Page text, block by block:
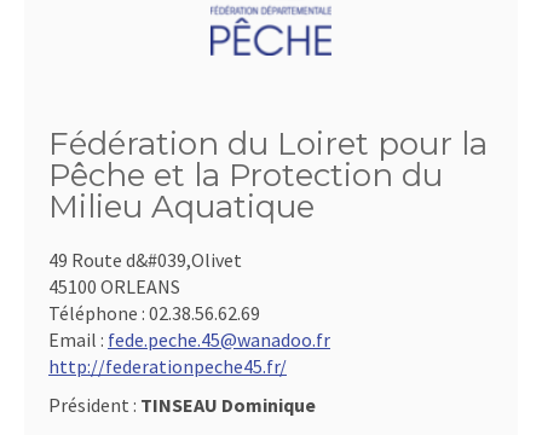
Fédération du Loiret pour la
Pêche et la Protection du
Milieu Aquatique
49 Route d&#039,Olivet
45100 ORLEANS
Téléphone : 02.38.56.62.69
Email : fede.peche.45@wanadoo.fr
http://federationpeche45.fr/
Président : TINSEAU Dominique